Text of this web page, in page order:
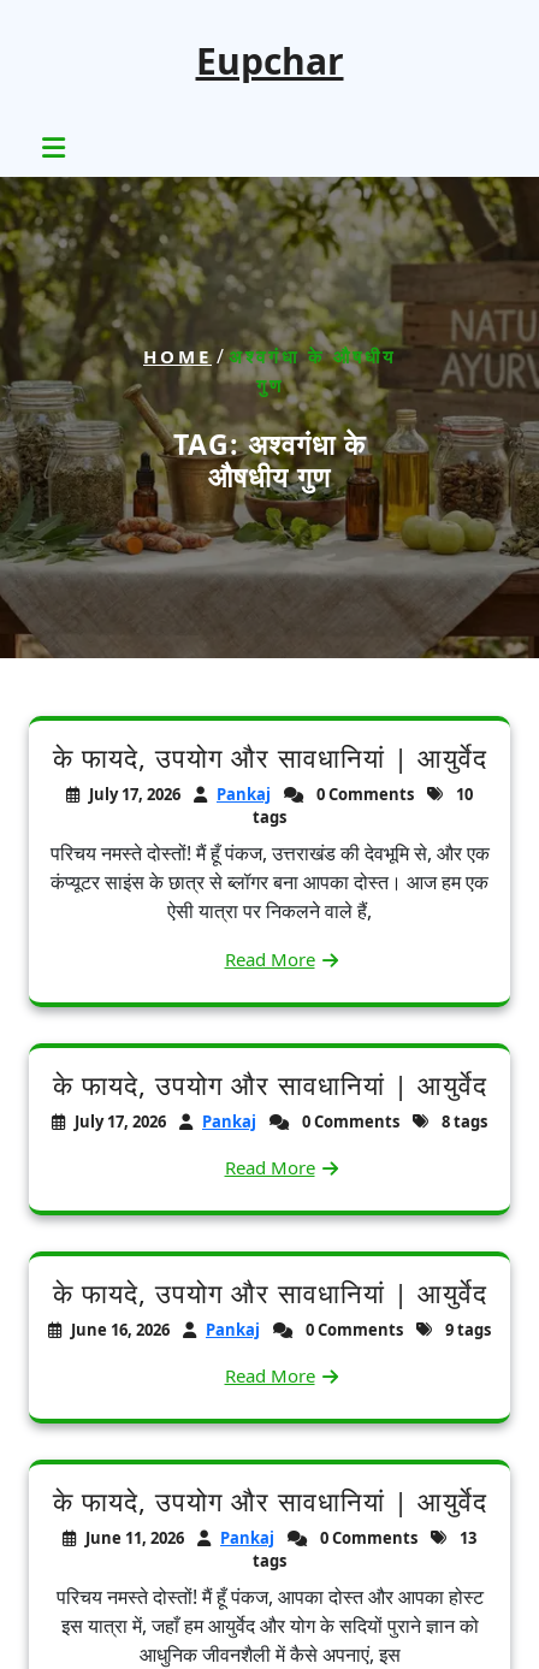
Eupchar
HOME /अश्वगंधा के औषधीय
गुण
TAG:अश्वगंधा के
औषधीय गुण
के फायदे, उपयोग और सावधानियां | आयुर्वेद
July 17, 2026 Pankaj 0 Comments
10
tags
परिचय नमस्ते दोस्तों! मैं हूँ पंकज, उत्तराखंड की देवभूमि से, और एक
कंप्यूटर साइंस के छात्र से ब्लॉगर बना आपका दोस्त। आज हम एक
ऐसी यात्रा पर निकलने वाले हैं,
Read More
के फायदे, उपयोग और सावधानियां | आयुर्वेद
July 17, 2026 Pankaj 0 Comments 8 tags
Read More
के फायदे, उपयोग और सावधानियां | आयुर्वेद
June 16, 2026 Pankaj 0 Comments 9 tags
Read More
के फायदे, उपयोग और सावधानियां | आयुर्वेद
June 11, 2026 Pankaj 0 Comments
13
tags
परिचय नमस्ते दोस्तों! मैं हूँ पंकज, आपका दोस्त और आपका होस्ट
इस यात्रा में, जहाँ हम आयुर्वेद और योग के सदियों पुराने ज्ञान को
आधुनिक जीवनशैली में कैसे अपनाएं, इस